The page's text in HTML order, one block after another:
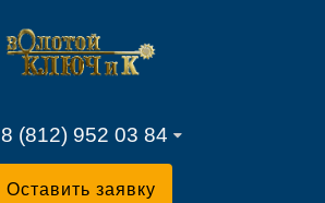
8 (812) 952 03 84
Оставить заявку